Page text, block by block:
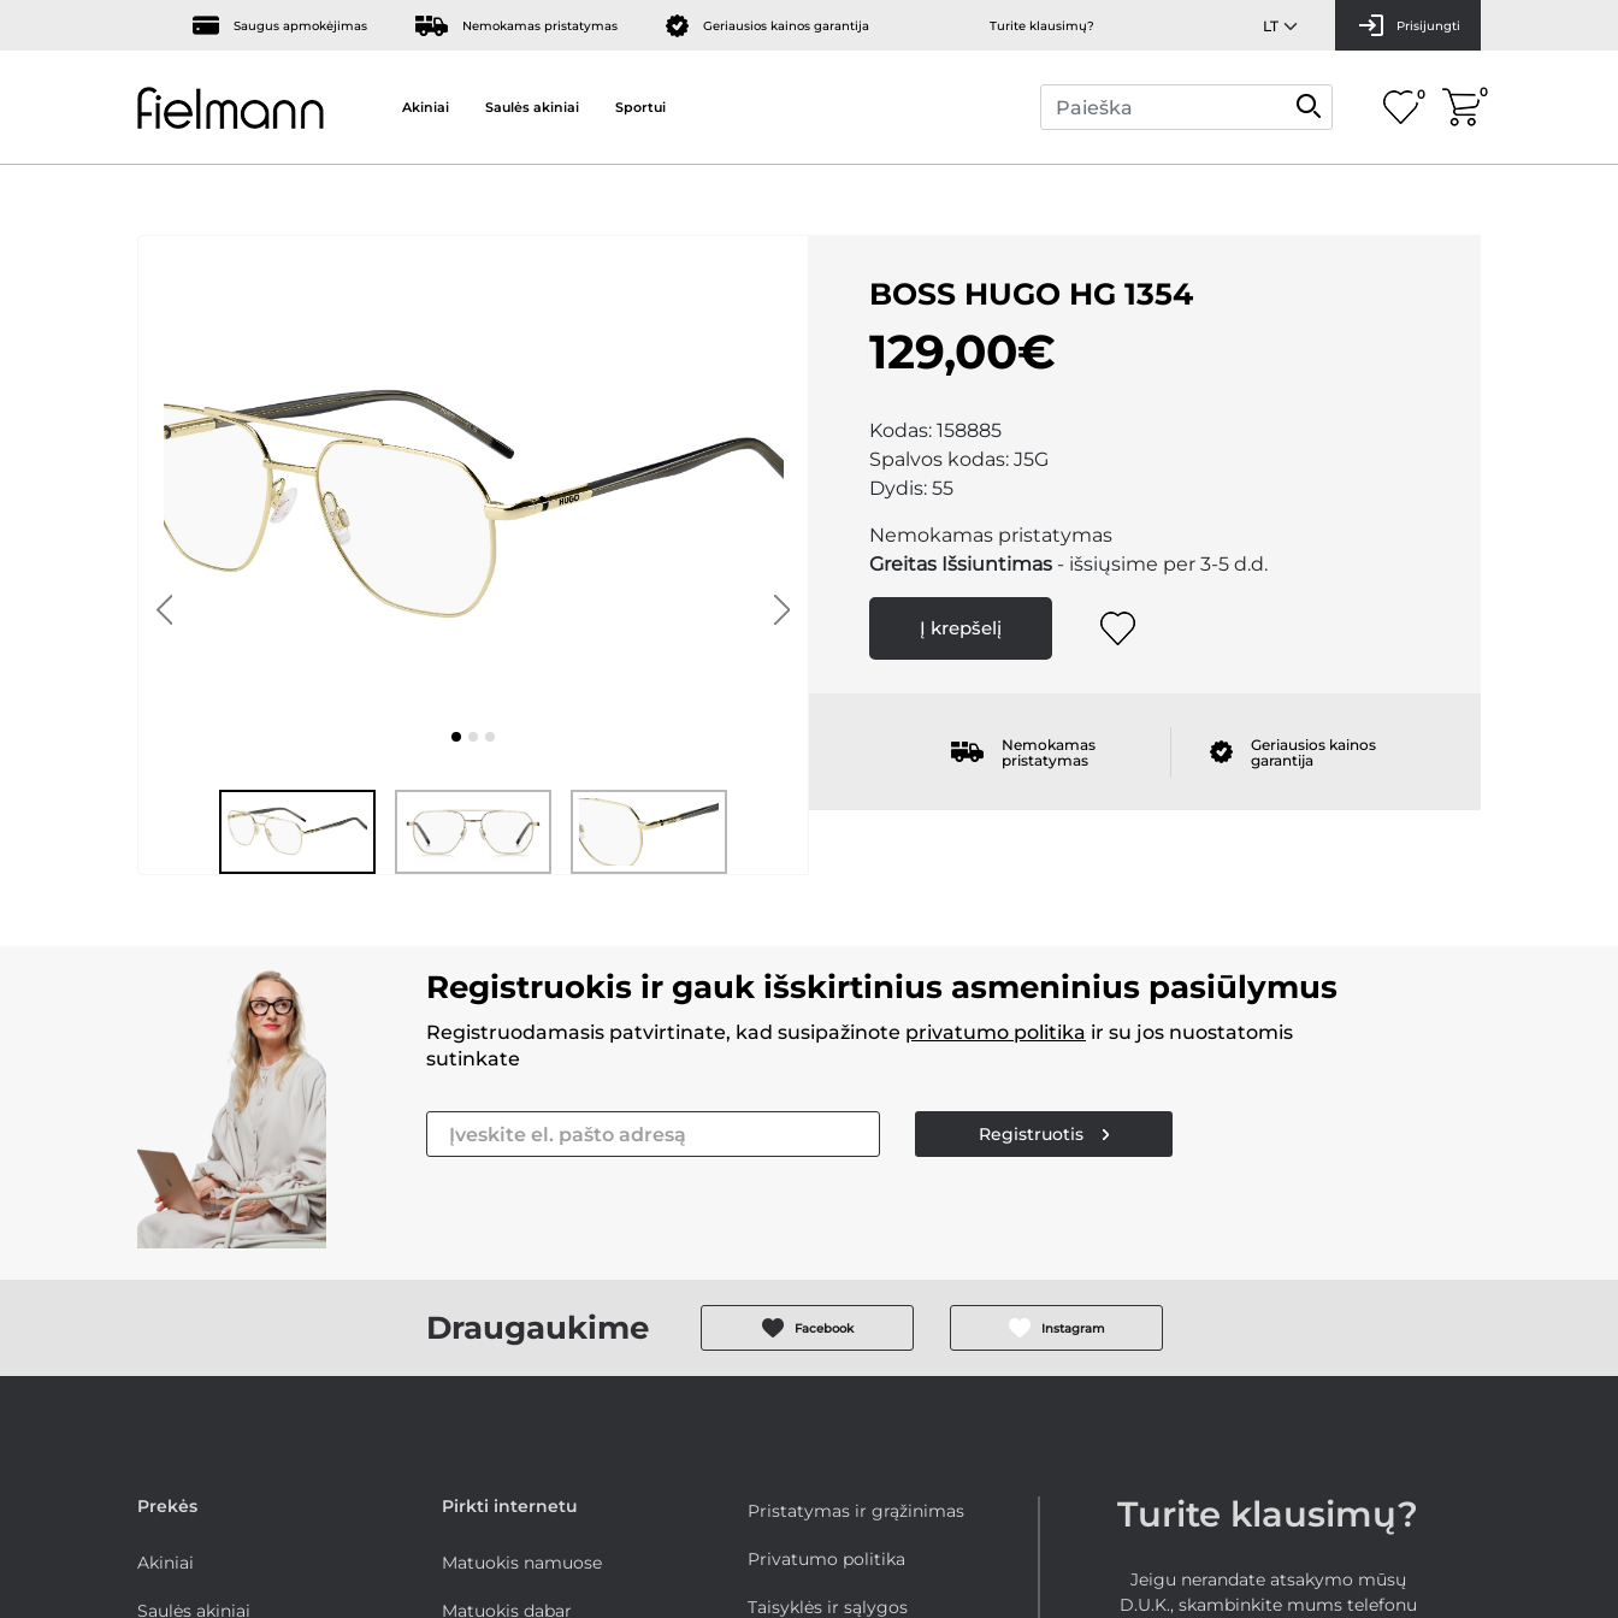
Saugus apmokėjimas Nemokamas pristatymas Geriausios kainos garantija Turite klausimų? Prisijungti
Akiniai Saulės akiniai Sportui
0 0
BOSS HUGO HG 1354
129,00€
Kodas: 158885
Spalvos kodas: J5G
Dydis: 55
Nemokamas pristatymas
Greitas Išsiuntimas - išsiųsime per 3-5 d.d.
Į krepšelį
Nemokamas
pristatymas
Geriausios kainos
garantija
Registruokis ir gauk išskirtinius asmeninius pasiūlymus
Registruodamasis patvirtinate, kad susipažinote privatumo politika ir su jos nuostatomis
sutinkate
Registruotis
Draugaukime Facebook Instagram
Prekės
Akiniai
Saulės akiniai
Pirkti internetu
Matuokis namuose
Matuokis dabar
Pristatymas ir grąžinimas
Privatumo politika
Taisyklės ir sąlygos
Turite klausimų?
Jeigu nerandate atsakymo mūsų
D.U.K., skambinkite mums telefonu